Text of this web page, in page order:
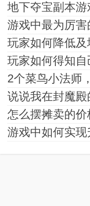
地下夺宝副本游
游戏中最为厉
玩家如何降低
玩家如何得知
2个菜鸟小法师
说说我在封魔
怎么摆摊卖的
游戏中如何实